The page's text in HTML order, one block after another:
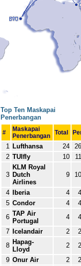
Top Ten Maskapai
Penerbangan
#
Maskapai
Penerbangan
Total
1 Lufthansa 24
2 TUIfly 10
3
KLM Royal
Dutch
Airlines
9
4 Iberia 4
5 Condor 4
6 TAP Air
Portugal
4
7
Icelandair 2
8 Hapag-
Lloyd
2
9 Onur Air 2